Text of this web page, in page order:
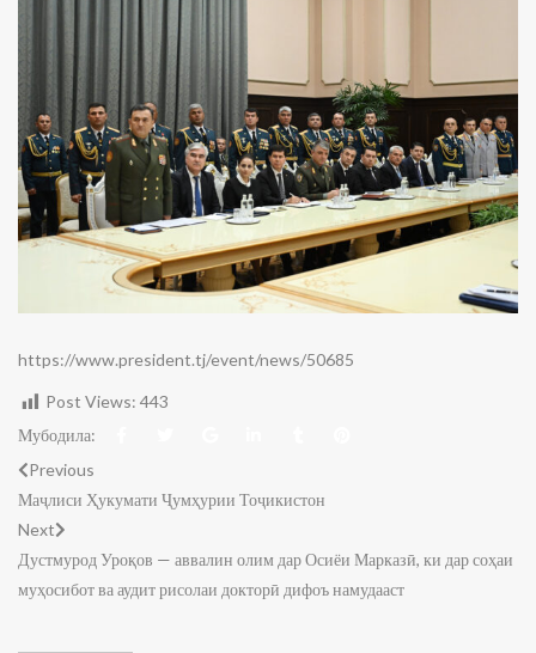
https://www.president.tj/event/news/50685
Post Views: 443
Мубодила:
Previous
Маҷлиси Ҳукумати Ҷумҳурии Тоҷикистон
Next
Дустмурод Уроқов — аввалин олим дар Осиёи Марказӣ, ки дар соҳаи
муҳосибот ва аудит рисолаи докторӣ дифоъ намудааст